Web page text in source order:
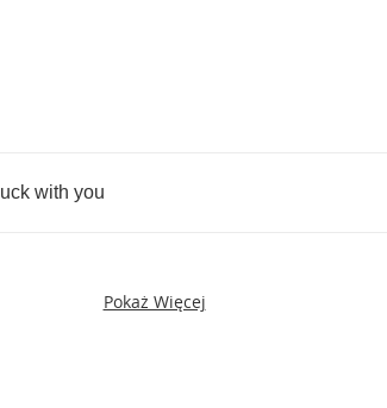
luck with you
Pokaż Więcej